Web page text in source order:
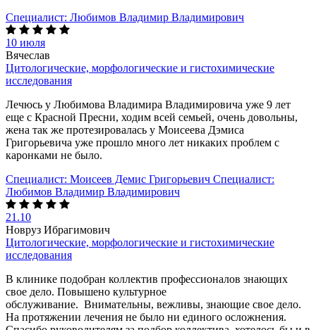
Специалист: Любимов Владимир Владимирович
10 июля
Вячеслав
Цитологические, морфологические и гистохимические
исследования
Лечюсь у Любимова Владимира Владимировича уже 9 лет
еще с Красной Пресни, ходим всей семьей, очень довольны,
жена так же протезировалась у Моисеева Дэмиса
Григорьевича уже прошло много лет никаких проблем с
каронками не было.
Специалист: Моисеев Демис Григорьевич Специалист:
Любимов Владимир Владимирович
21.10
Новруз Ибрагимович
Цитологические, морфологические и гистохимические
исследования
В клинике подобран коллектив профессионалов знающих
свое дело. Повышено культурное
обслуживание. Внимательны, вежливы, знающие свое дело.
На протяжении лечения не было ни единого осложнения.